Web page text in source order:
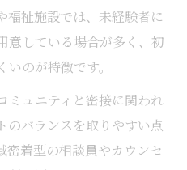
福祉施設では、未経験者に
意している場合が多く、初
のが特徴です。
ミュニティと密接に関われ
のバランスを取りやすい点
密着型の相談員やカウンセ